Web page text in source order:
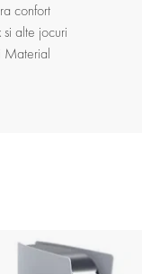
confort
alte jocuri
Material